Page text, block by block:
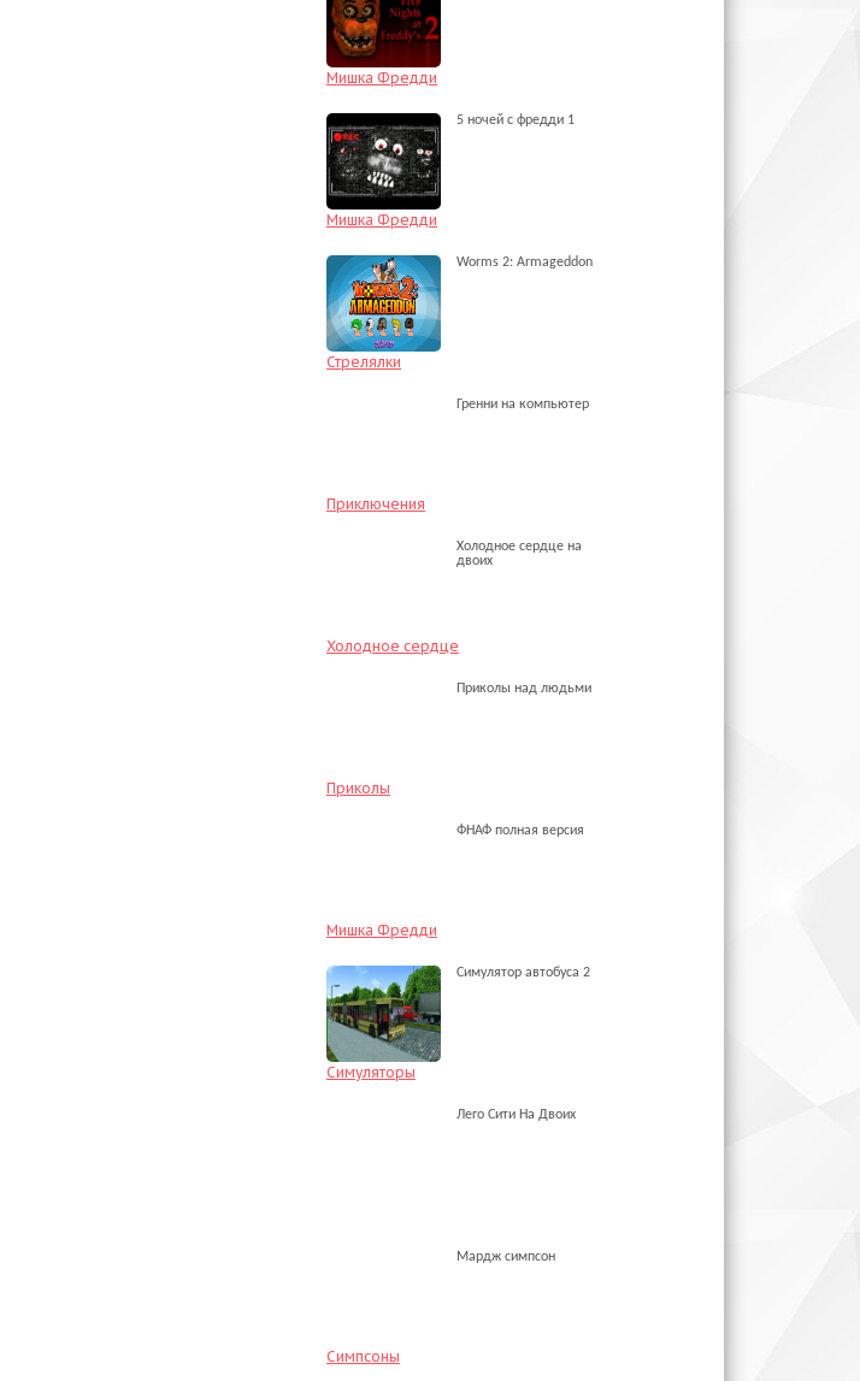
Мишка Фредди
5 ночей с фредди 1
Мишка Фредди
Worms 2: Armageddon
Стрелялки
Гренни на компьютер
Приключения
Холодное сердце на
двоих
Холодное сердце
Приколы над людьми
Приколы
ФНАФ полная версия
Мишка Фредди
Симулятор автобуса 2
Симуляторы
Лего Сити На Двоих
Мардж симпсон
Симпсоны